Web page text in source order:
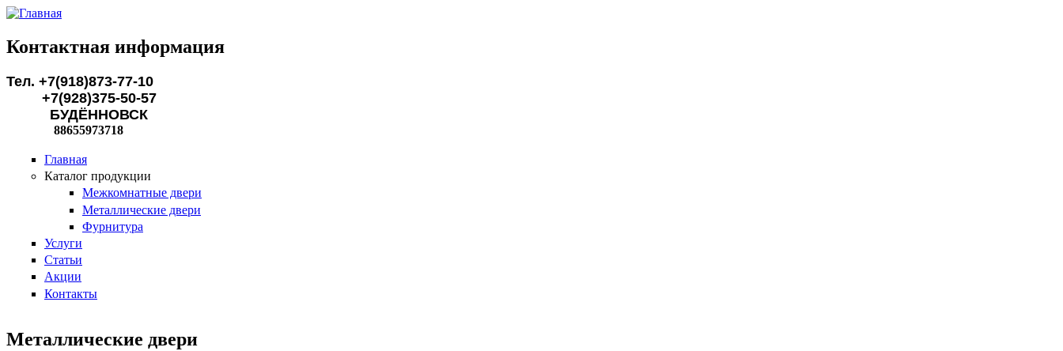
Перейти к основному содержанию
Контактная информация
Тел. +7(918)873-77-10
+7(928)375-50-57
БУДЁННОВСК
88655973718
Главная
Каталог продукции
Межкомнатные двери
Металлические двери
Фурнитура
Услуги
Статьи
Акции
Контакты
Металлические двери